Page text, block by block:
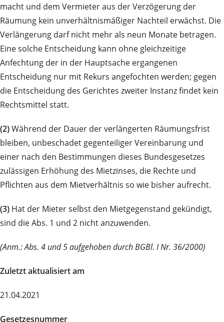
macht und dem Vermieter aus der Verzögerung der
Räumung kein unverhältnismäßiger Nachteil erwächst. Die
Verlängerung darf nicht mehr als neun Monate betragen.
Eine solche Entscheidung kann ohne gleichzeitige
Anfechtung der in der Hauptsache ergangenen
Entscheidung nur mit Rekurs angefochten werden; gegen
die Entscheidung des Gerichtes zweiter Instanz findet kein
Rechtsmittel statt.
(2)Während der Dauer der verlängerten Räumungsfrist
bleiben, unbeschadet gegenteiliger Vereinbarung und
einer nach den Bestimmungen dieses Bundesgesetzes
zulässigen Erhöhung des Mietzinses, die Rechte und
Pflichten aus dem Mietverhältnis so wie bisher aufrecht.
(3) Hat der Mieter selbst den Mietgegenstand gekündigt,
sind die Abs. 1 und 2 nicht anzuwenden.
(Anm.: Abs. 4 und 5 aufgehoben durch BGBl. I Nr. 36/2000)
Zuletzt aktualisiert am
21.04.2021
Gesetzesnummer